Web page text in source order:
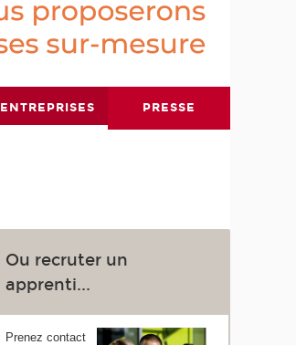
ENTREPRISES PRESSE
Ou recruter un
apprenti...
Prenez contact